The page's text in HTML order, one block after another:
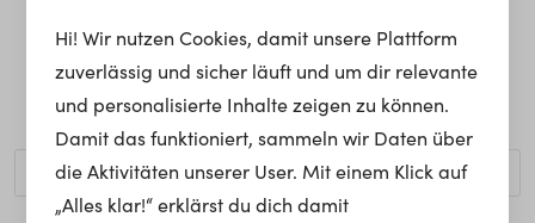
Ups, die gewünschte Seite kann nicht gefunden werden.
Möchtest du nach einem bestimmten Begriff suchen?
Hi! Wir nutzen Cookies, damit unsere Plattform
zuverlässig und sicher läuft und um dir relevante
und personalisierte Inhalte zeigen zu können.
Damit das funktioniert, sammeln wir Daten über
die Aktivitäten unserer User. Mit einem Klick auf
„Alles klar!“ erklärst du dich damit